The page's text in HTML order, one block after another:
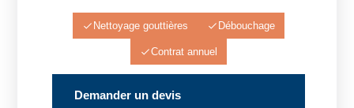
Nettoyage gouttières Débouchage
Contrat annuel
Demander un devis